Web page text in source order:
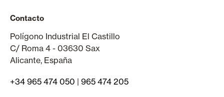
Contacto
Polígono Industrial El Castillo
C/ Roma 4 - 03630 Sax
Alicante, España
+34 965 474 050 | 965 474 205